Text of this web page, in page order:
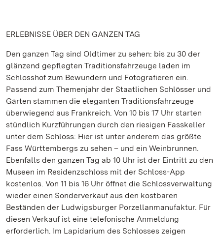
ERLEBNISSE ÜBER DEN GANZEN TAG
Den ganzen Tag sind Oldtimer zu sehen: bis zu 30 der
glänzend gepflegten Traditionsfahrzeuge laden im
Schlosshof zum Bewundern und Fotografieren ein.
Passend zum Themenjahr der Staatlichen Schlösser und
Gärten stammen die eleganten Traditionsfahrzeuge
überwiegend aus Frankreich. Von 10 bis 17 Uhr starten
stündlich Kurzführungen durch den riesigen Fasskeller
unter dem Schloss: Hier ist unter anderem das größte
Fass Württembergs zu sehen – und ein Weinbrunnen.
Ebenfalls den ganzen Tag ab 10 Uhr ist der Eintritt zu den
Museen im Residenzschloss mit der Schloss-App
kostenlos. Von 11 bis 16 Uhr öffnet die Schlossverwaltung
wieder einen Sonderverkauf aus den kostbaren
Beständen der Ludwigsburger Porzellanmanufaktur. Für
diesen Verkauf ist eine telefonische Anmeldung
erforderlich. Im Lapidarium des Schlosses zeigen